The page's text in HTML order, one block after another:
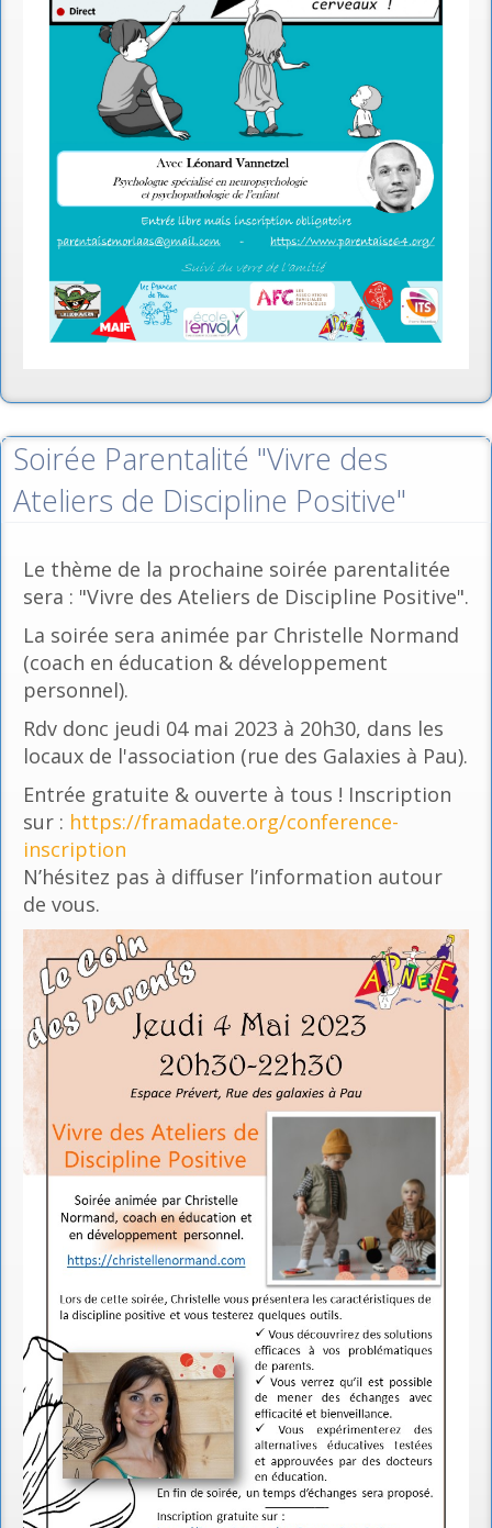
Soirée Parentalité "Vivre des
Ateliers de Discipline Positive"
Le thème de la prochaine soirée parentalitée
sera : "Vivre des Ateliers de Discipline Positive".
La soirée sera animée par Christelle Normand
(coach en éducation & développement
personnel).
Rdv donc jeudi 04 mai 2023 à 20h30, dans les
locaux de l'association (rue des Galaxies à Pau).
Entrée gratuite & ouverte à tous ! Inscription
sur : https://framadate.org/conference-
inscription
N’hésitez pas à diffuser l’information autour
de vous.